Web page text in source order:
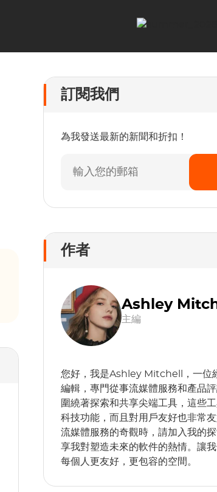
訂閱我們
為我發送最新的新聞和折扣！
作者
Ashley
主編
您好，我是Ashley Mitchell，一位
編輯，專門從事流媒體服務和產品
圍繞著探索和共享尖端工具，這些
科技功能，而且對用戶友好也非常
流媒體服務的奇觀時，請加入我的
享我對塑造未來的軟件的熱情。讓
每個人更友好，更包容的空間。